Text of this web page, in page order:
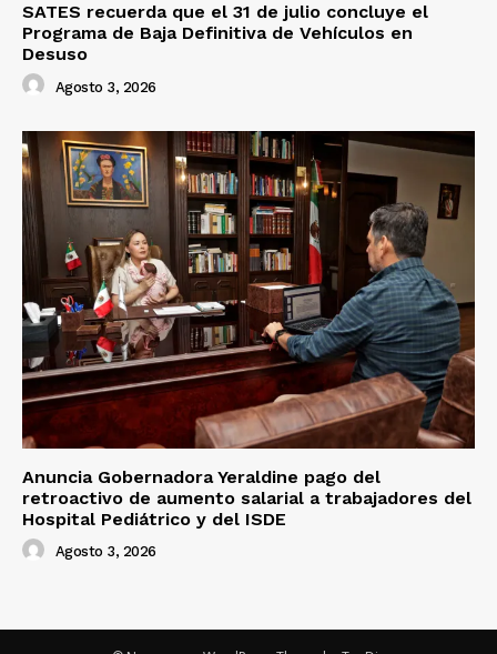
SATES recuerda que el 31 de julio concluye el
Programa de Baja Definitiva de Vehículos en
Desuso
Agosto 3, 2026
Anuncia Gobernadora Yeraldine pago del
retroactivo de aumento salarial a trabajadores del
Hospital Pediátrico y del ISDE
Agosto 3, 2026